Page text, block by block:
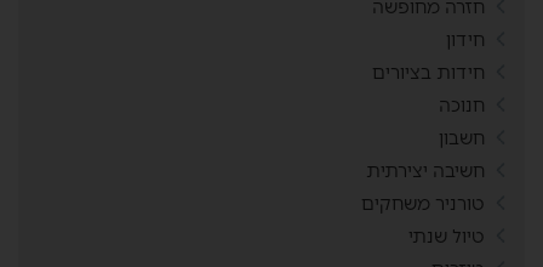
חזרה מחופשה
חידון
חידות בציורים
חנוכה
חשבון
חשיבה יצירתית
טורניר משחקים
טיול שנתי